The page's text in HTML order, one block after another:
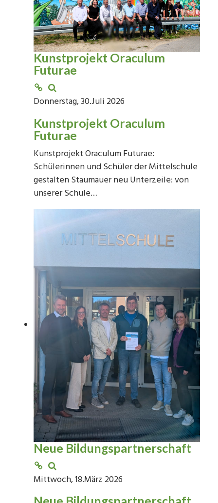
Kunstprojekt Oraculum
Futurae
Donnerstag, 30.Juli 2026
Kunstprojekt Oraculum
Futurae
Kunstprojekt Oraculum Futurae:
Schülerinnen und Schüler der Mittelschule
gestalten Staumauer neu Unterzeile: von
unserer Schule…
Neue Bildungspartnerschaft
Mittwoch, 18.März 2026